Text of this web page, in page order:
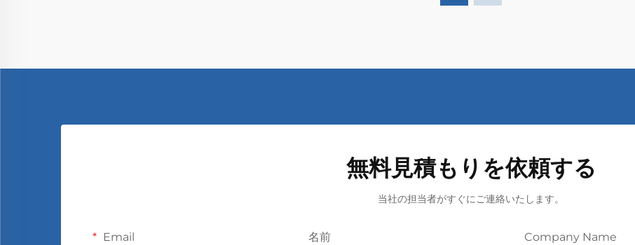
無料見積もりを依頼する
当社の担当者がすぐにご連絡いたします。
Email 名前 Company Name